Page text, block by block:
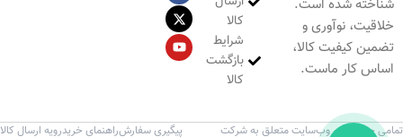
شناخته شده است.
خلاقیت، نوآوری و
تضمین کیفیت کالا،
اساس کار ماست.
کالا
شرایط
بازگشت
کالا
تمامی حقوق این وب‌سایت متعلق به شرکت پیگیری سفارشراهنمای خریدرویه ارسال کالا